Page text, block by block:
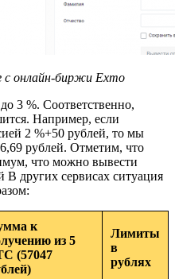
с онлайн-биржи Exmo
3 %. Соответственно,
Например, если
2 %+50 рублей, то мы
рублей. Отметим, что
что можно вывести
других сервисах ситуация
к
из 5
(57047
Лимиты
в
рублях